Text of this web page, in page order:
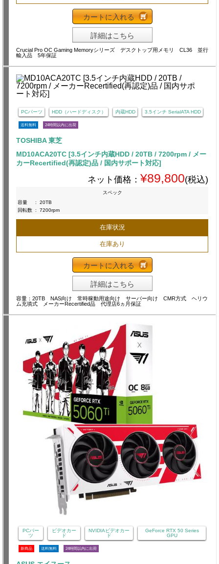
カートに入れる
詳細はこちら
Crucial Pro OC Gaming Memoryシリーズ デスクトップ用メモリ CL36 並行
輸入品 5年保証
PCパーツ HDD（ハードディスク） 内蔵HDD 3.5インチ SerialATA HDD
送料無料 24時間以内に出荷
TOSHIBA 東芝
MD10ACA20TC [3.5インチ内蔵HDD / 20TB / 7200rpm / メー
カーRecertified(再認定)品 / 国内サポート対応]
ネット価格： ¥89,800(税込)
スペック
容量
:
20TB
回転数 : 7200rpm
在庫状況
在庫あり
カートに入れる
詳細はこちら
容量：20TB NAS向け 常時稼動用途向け サーバー向け CMR方式 ヘリウ
ム充填式 メーカーRecertified品 代理店6ヵ月保証
PCパー
ツ
ビデオカー
ド
NVIDIAビデオカー
ド
GeForce RTX 50 Series
GPU
新商品 送料無料 24時間以内に出荷